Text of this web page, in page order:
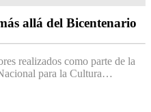
allá del Bicentenario
realizados como parte de la
para la Cultura…